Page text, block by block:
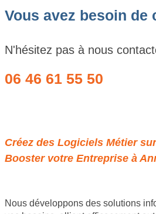
Vous avez besoin de
N'hésitez pas à nous
06 46 61 55 50
Créez des Logiciels Métier
Booster votre Entreprise à
Nous développons des solutions